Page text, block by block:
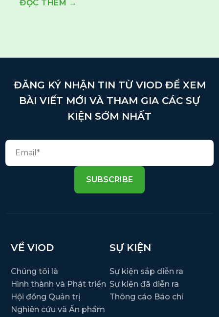
ĐỌC THÊM →
ĐĂNG KÝ NHẬN TIN TỪ VIOD ĐỂ XEM
BÀI VIẾT MỚI VÀ THAM GIA CÁC SỰ
KIỆN SỚM NHẤT
SUBSCRIBE
VỀ VIOD
Chúng tôi là
Hình thành và Phát triển
Hội đồng Quản trị
Nghiên cứu và Ấn phẩm
SỰ KIỆN
Sự kiện sắp diễn ra
Sự kiện đã diễn ra
Thông cáo Báo chí